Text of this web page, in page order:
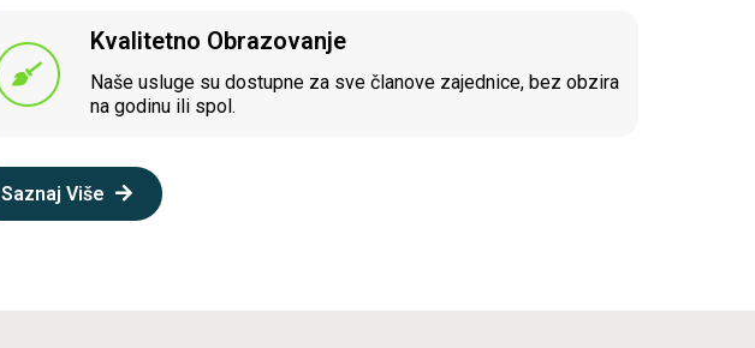
Kvalitetno Obrazovanje
Naše usluge su dostupne za sve članove zajednice, bez obzira
na godinu ili spol.
Saznaj Više